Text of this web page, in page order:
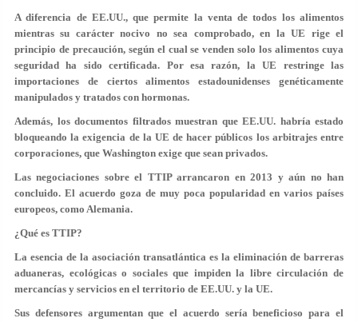
A diferencia de EE.UU., que permite la venta de todos los alimentos
mientras su carácter nocivo no sea comprobado, en la UE rige el
principio de precaución, según el cual se venden solo los alimentos cuya
seguridad ha sido certificada. Por esa razón, la UE restringe las
importaciones de ciertos alimentos estadounidenses genéticamente
manipulados y tratados con hormonas.
Además, los documentos filtrados muestran que EE.UU. habría estado
bloqueando la exigencia de la UE de hacer públicos los arbitrajes entre
corporaciones, que Washington exige que sean privados.
Las negociaciones sobre el TTIP arrancaron en 2013 y aún no han
concluido. El acuerdo goza de muy poca popularidad en varios países
europeos, como Alemania.
¿Qué es TTIP?
La esencia de la asociación transatlántica es la eliminación de barreras
aduaneras, ecológicas o sociales que impiden la libre circulación de
mercancías y servicios en el territorio de EE.UU. y la UE.
Sus defensores argumentan que el acuerdo sería beneficioso para el